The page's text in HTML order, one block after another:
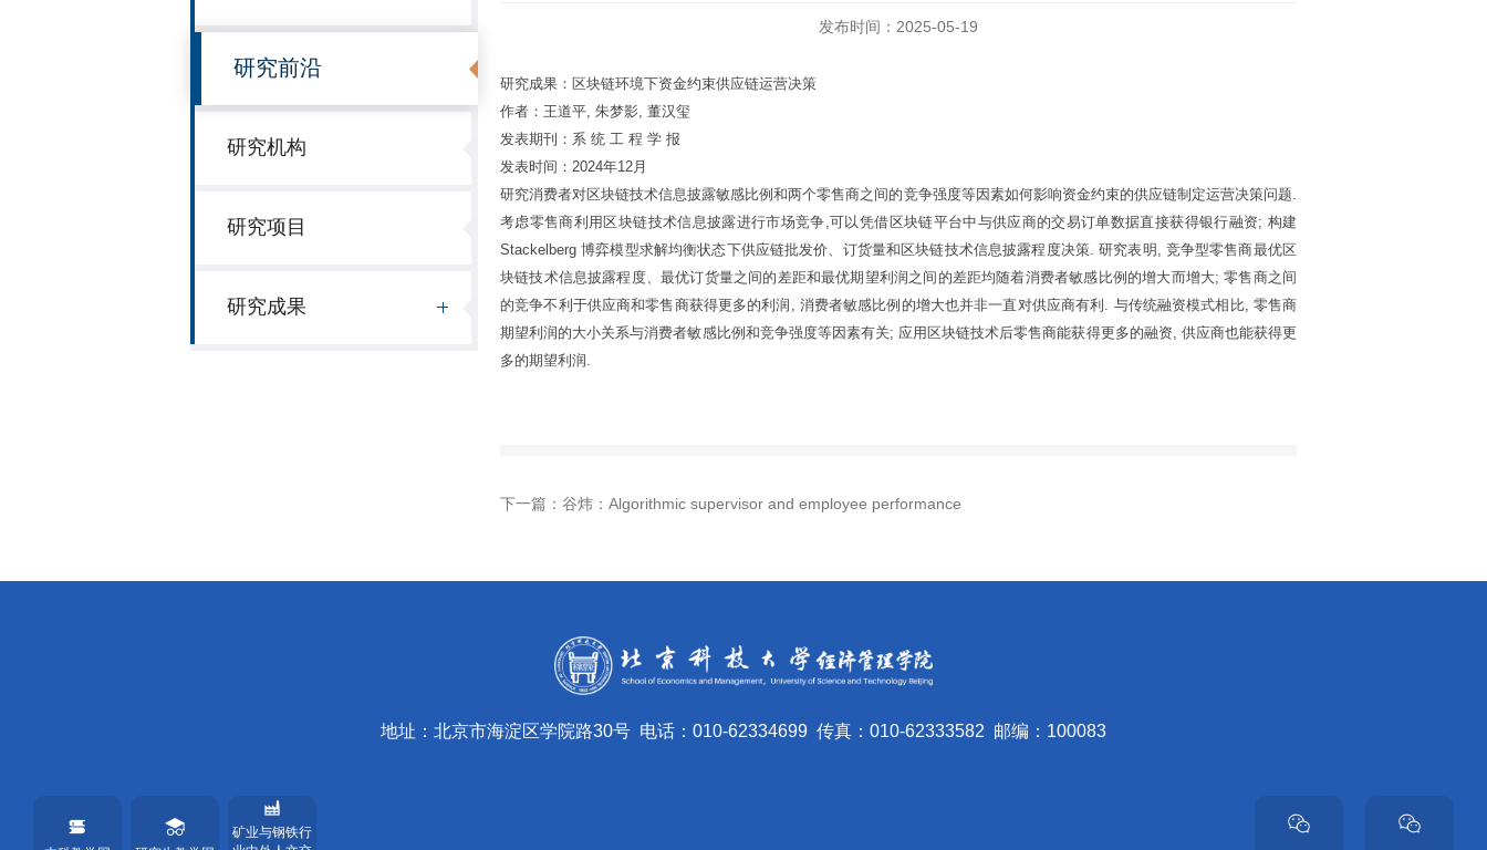
研究前沿
研究机构
研究项目
研究成果
发布时间：2025-05-19
研究成果：区块链环境下资金约束供应链运营决策
作者：王道平 朱梦影 董汉玺
发表期刊：系 统 工 程 学 报
发表时间： 2024年12 月
研究消费者对区块链技术信息披露敏感比例和两个零售商之间的竞争强度等因素如何影响资金约束的供应链制定运营决策问题
考虑零售商利用区块链技术信息披露进行市场竞争 可以凭借区块链平台中与供应商的交易订单数据直接获得银行融资; 构建
Stackelberg博弈模型求解均衡状态下供应链批发价、订货量和区块链技术信息披露程度决策.研究表明 竞争型零售商最优区
块链技术信息披露程度、最优订货量之间的差距和最优期望利润之间的差距均随着消费者敏感比例的增大而增大;零售商之间
的竞争不利于供应商和零售商获得更多的利润
消费者敏感比例的增大也并非一直对供应商有利 与传统融资模式相比, 零售商
期望利润的大小关系与消费者敏感比例和竞争强度等因素有关; 应用区块链技术后零售商能获得更多的融资 供应商也能获得更
多的期望利润
下一篇：谷炜：Algorithmic supervisor and employee performance
地址：北京市海淀区学院路30号 电话：010-62334699 传真：010-62333582 邮编：100083
矿业与钢铁行